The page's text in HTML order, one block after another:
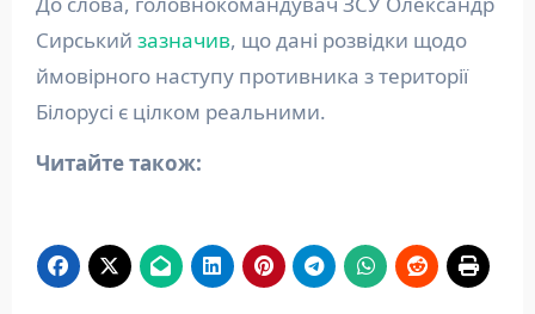
Сирський зазначив, що дані розвідки щодо
ймовірного наступу противника з території
Білорусі є цілком реальними.
Читайте також: